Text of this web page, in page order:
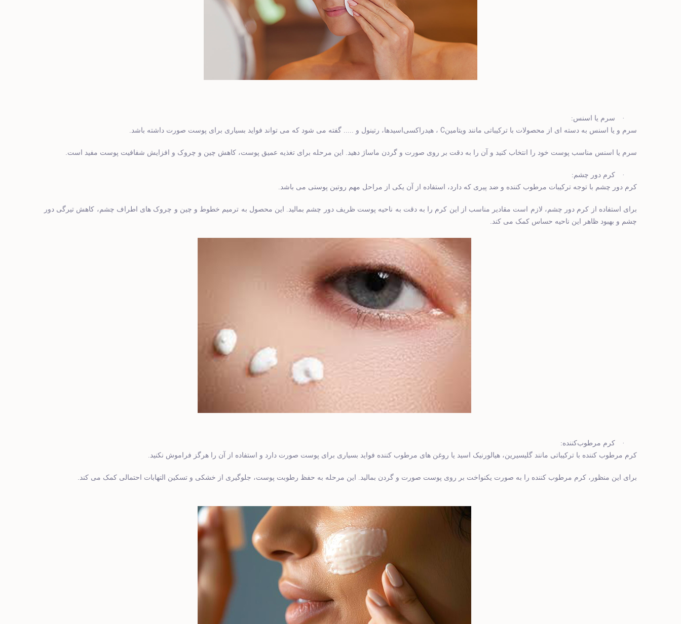
· سرم یا اسنس:
سرم و یا اسنس به دسته ای از محصولات با ترکیباتی مانند ویتامینC ، هیدراکسی‌اسیدها، رتینول و ..... گفته می شود که می تواند فواید بسیاری برای پوست صورت داشته باشد.
سرم یا اسنس مناسب پوست خود را انتخاب کنید و آن را به دقت بر روی صورت و گردن ماساژ دهید. این مرحله برای تغذیه عمیق پوست، کاهش چین و چروک و افزایش شفافیت پوست مفید است.
· کرم دور چشم:
کرم دور چشم با توجه ترکیبات مرطوب‌ کننده و ضد پیری که دارد، استفاده از آن یکی از مراحل مهم روتین پوستی می باشد.
برای استفاده از کرم دور چشم، لازم است مقادیر مناسب از این کرم را به دقت به ناحیه پوست ظریف دور چشم بمالید. این محصول به ترمیم خطوط و چین ‌و چروک‌ های اطراف چشم، کاهش تیرگی دور
چشم و بهبود ظاهر این ناحیه حساس کمک می ‌کند.
· کرم مرطوب‌کننده:
کرم مرطوب ‌کننده با ترکیباتی مانند گلیسیرین، هیالورنیک اسید یا روغن ‌های مرطوب‌ کننده فواید بسیاری برای پوست صورت دارد و استفاده از آن را هرگز فراموش نکنید.
برای این منظور، کرم مرطوب ‌کننده را به صورت یکنواخت بر روی پوست صورت و گردن بمالید. این مرحله به حفظ رطوبت پوست، جلوگیری از خشکی و تسکین التهابات احتمالی کمک می ‌کند.